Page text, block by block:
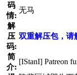
码
情:
无马
解
压
码:
双重解压包，请
简
介:
[IStanI] Patreon